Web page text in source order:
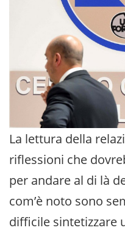
La lettura della
riflessioni che
per andare al di là
com’è noto sono
difficile sintetizzare